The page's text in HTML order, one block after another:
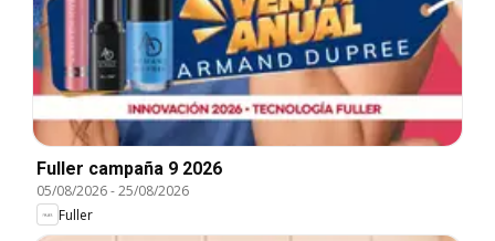
Fuller campaña 9 2026
05/08/2026-25/08/2026
Fuller